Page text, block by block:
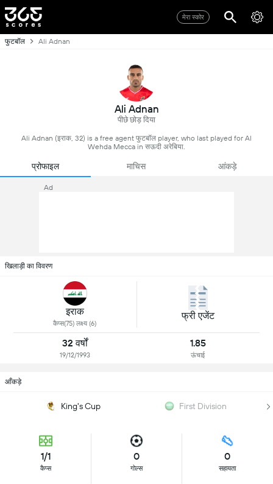
मेरा स्कोर
फुटबॉल Ali Adnan
Ali Adnan
पीछे छोड़ दिया
Ali Adnan (इराक, 32) is a free agent फुटबॉल player, who last played for Al
Wehda Mecca in सऊदी अरेबिया.
प्रोफाइल माचिस आंकड़े
Ad
खिलाड़ी का विवरण
इराक
कैप्स(75) लक्ष्य (6)
फ्री एजेंट
32 वर्षों
19/12/1993
1.85
ऊंचाई
आँकड़े
King's Cup First Division
1/1
कैप्स
0
गोल्स
0
सहायता